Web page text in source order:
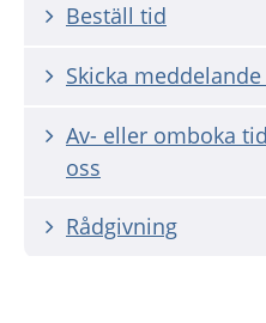
Beställ tid
Skicka
Av- eller omboka
oss
Rådgivning